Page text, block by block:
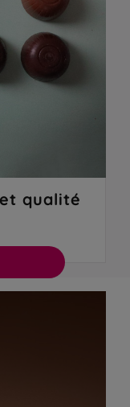
qualité